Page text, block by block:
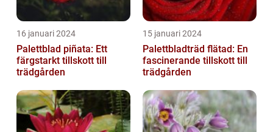
16 januari 2024
Palettblad piñata: Ett
färgstarkt tillskott till
trädgården
15 januari 2024
Palettbladträd flätad: En
fascinerande tillskott till
trädgården